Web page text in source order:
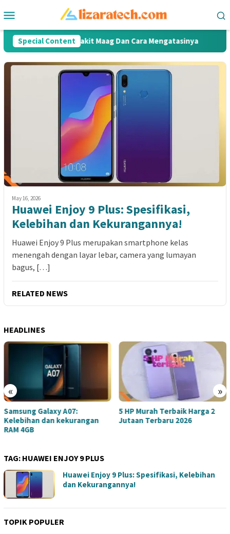
to
contentMenu
Special Content
Penyebab Penyakit Maag Dan Cara Mengatasinya
May 16, 2026
Huawei Enjoy 9 Plus: Spesifikasi,
Kelebihan dan Kekurangannya!
Huawei Enjoy 9 Plus merupakan smartphone kelas
menengah dengan layar lebar, camera yang lumayan
bagus, […]
RELATED NEWS
HEADLINES
« »
Samsung Galaxy A07:
Kelebihan dan kekurangan
RAM 4GB
5 HP Murah Terbaik Harga 2
Jutaan Terbaru 2026
TAG: HUAWEI ENJOY 9 PLUS
Huawei Enjoy 9 Plus: Spesifikasi, Kelebihan
dan Kekurangannya!
TOPIK POPULER